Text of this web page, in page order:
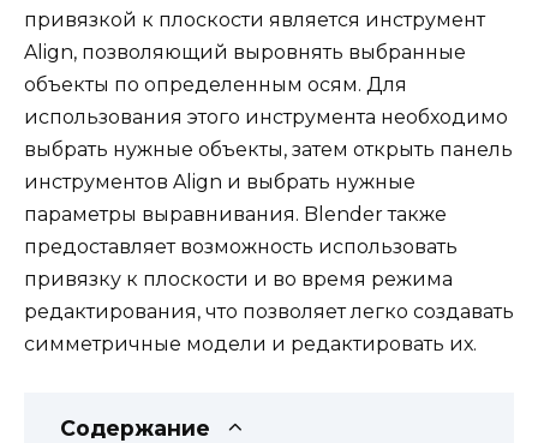
привязкой к плоскости является инструмент
Align, позволяющий выровнять выбранные
объекты по определенным осям. Для
использования этого инструмента необходимо
выбрать нужные объекты, затем открыть панель
инструментов Align и выбрать нужные
параметры выравнивания. Blender также
предоставляет возможность использовать
привязку к плоскости и во время режима
редактирования, что позволяет легко создавать
симметричные модели и редактировать их.
Содержание